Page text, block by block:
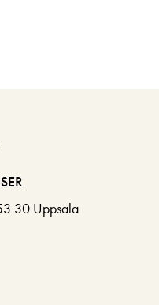
30 Uppsala